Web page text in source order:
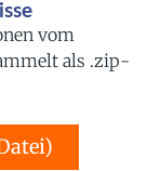
vom
als .zip-